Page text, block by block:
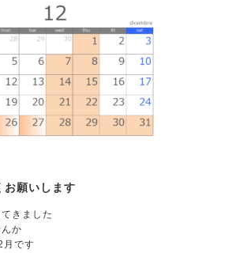
お願いします
きました
か
月です